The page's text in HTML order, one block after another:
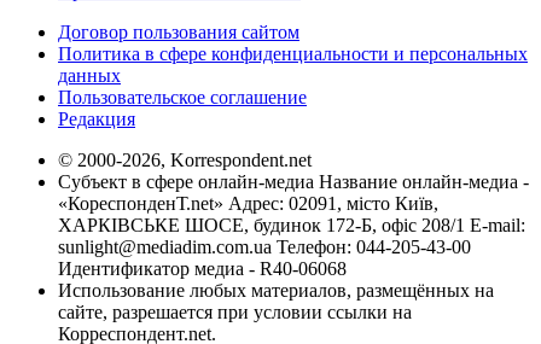
Договор пользования сайтом
Политика в сфере конфиденциальности и персональных
данных
Пользовательское соглашение
Редакция
© 2000-2026, Korrespondent.net
Субъект в сфере онлайн-медиа Название онлайн-медиа -
«КореспонденТ.net» Адрес: 02091, місто Київ,
ХАРКІВСЬКЕ ШОСЕ, будинок 172-Б, офіс 208/1 E-mail:
sunlight@mediadim.com.ua Телефон: 044-205-43-00
Идентификатор медиа - R40-06068
Использование любых материалов, размещённых на
сайте, разрешается при условии ссылки на
Корреспондент.net.